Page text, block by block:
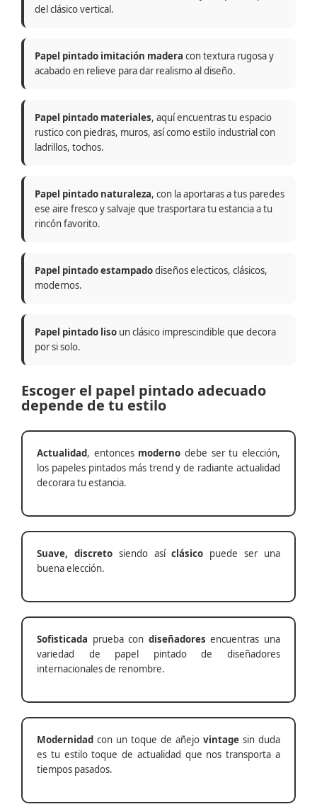
del clásico vertical.
Papel pintado imitación madera con textura rugosa y
acabado en relieve para dar realismo al diseño.
Papel pintado materiales, aquí encuentras tu espacio
rustico con piedras, muros, así como estilo industrial con
ladrillos, tochos.
Papel pintado naturaleza, con la aportaras a tus paredes
ese aire fresco y salvaje que trasportara tu estancia a tu
rincón favorito.
Papel pintado estampadodiseños electicos, clásicos,
modernos.
Papel pintado liso un clásico imprescindible que decora
por si solo.
Escoger el papel pintado adecuado
depende de tu estilo
Actualidad, entonces moderno debe ser tu elección,
los papeles pintados más trend y de radiante actualidad
decorara tu estancia.
Suave, discretosiendo asíclásico puede ser una
buena elección.
Sofisticada prueba con diseñadores encuentras una
variedad de papel pintado de diseñadores
internacionales de renombre.
Modernidad con un toque de añejo vintage sin duda
es tu estilo toque de actualidad que nos transporta a
tiempos pasados.